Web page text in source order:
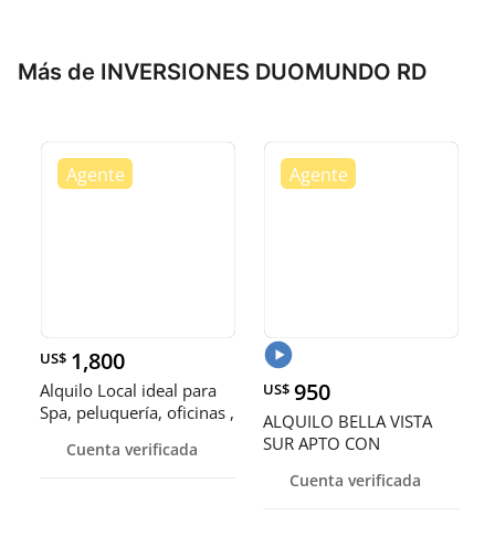
Más de INVERSIONES DUOMUNDO RD
US$ 1,800
Alquilo Local ideal para
Spa, peluquería, oficinas ,
Cuenta verificada
US$ 950
ALQUILO BELLA VISTA
SUR APTO CON
IDEAL PARA EJECUTIVO O
Cuenta verificada